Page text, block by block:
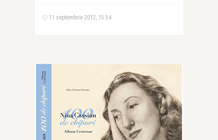
11 septembrie 2012, 15:54